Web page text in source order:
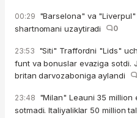
00:29 "Barselona" va
shartnomani uzaytiradi
0
23:53 "Siti" Traffordni "Lids"
funt va bonuslar evaziga sotdi.
britan darvozaboniga aylandi
23:48 "Milan" Leauni 35
sotmadi. Italiyaliklar 50 million